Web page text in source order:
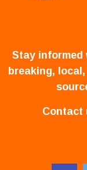
Stay
breaking,
Contact